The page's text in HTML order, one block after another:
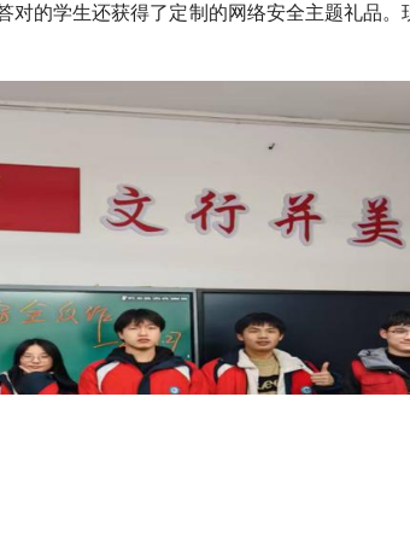
的学生还获得了定制的网络安全主题礼品。